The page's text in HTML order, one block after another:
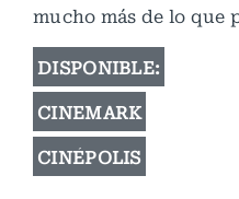
mucho más de lo que
DISPONIBLE:
CINEMARK
CINÉPOLIS